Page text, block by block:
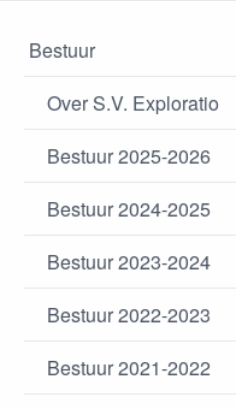
Bestuur
Over S.V. Exploratio
Bestuur 2025-2026
Bestuur 2024-2025
Bestuur 2023-2024
Bestuur 2022-2023
Bestuur 2021-2022